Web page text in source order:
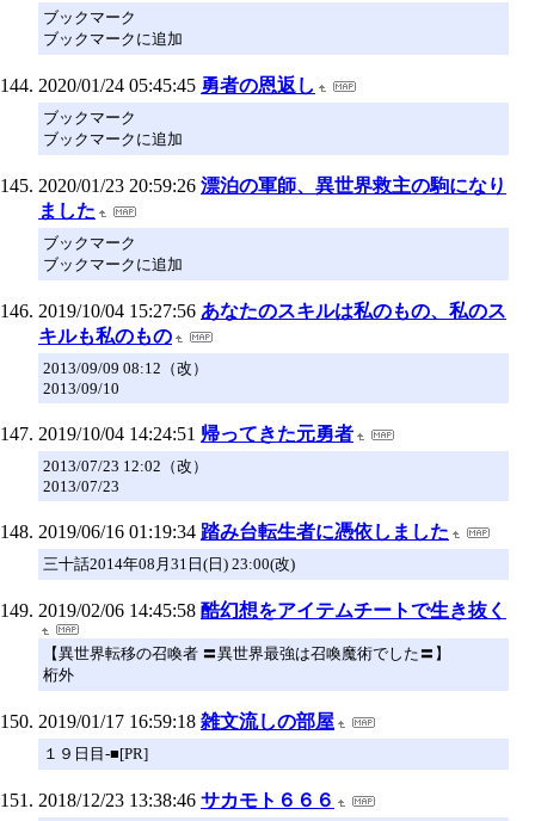
ブックマーク
ブックマークに追加
2020/01/24 05:45:45 勇者の恩返し
ブックマーク
ブックマークに追加
2020/01/23 20:59:26 漂泊の軍師、異世界救主の駒になり
ました
ブックマーク
ブックマークに追加
2019/10/04 15:27:56 あなたのスキルは私のもの、私のス
キルも私のもの
2013/09/09 08:12（改）
2013/09/10
2019/10/04 14:24:51 帰ってきた元勇者
2013/07/23 12:02（改）
2013/07/23
2019/06/16 01:19:34 踏み台転生者に憑依しました
三十話2014年08月31日(日) 23:00(改)
2019/02/06 14:45:58 酷幻想をアイテムチートで生き抜く
【異世界転移の召喚者 〓異世界最強は召喚魔術でした〓】
桁外
2019/01/17 16:59:18 雑文流しの部屋
１９日目-■[PR]
2018/12/23 13:38:46 サカモト６６６